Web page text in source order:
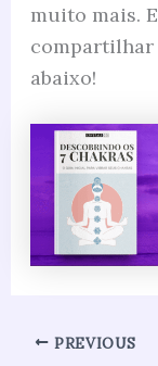
muito mais.
compartilhar
abaixo!
PREVIOUS